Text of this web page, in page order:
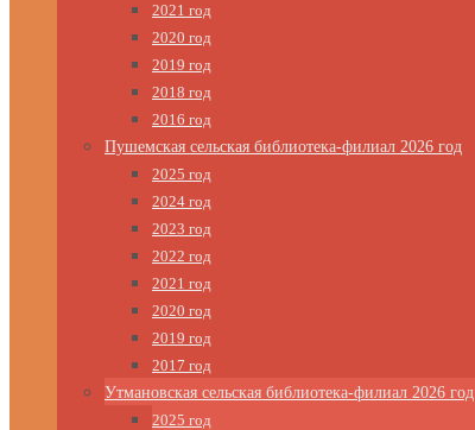
2021 год
2020 год
2019 год
2018 год
2016 год
Пушемская сельская библиотека-филиал 2026 год
2025 год
2024 год
2023 год
2022 год
2021 год
2020 год
2019 год
2017 год
Утмановская сельская библиотека-филиал 2026 год
2025 год